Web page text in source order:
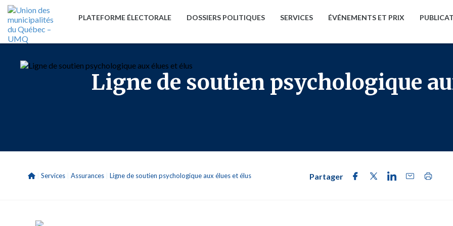
PLATEFORME ÉLECTORALE DOSSIERS POLITIQUES SERVICES ÉVÉNEMENTS ET PRIX
Ligne de soutien psychologique
Services Assurances Ligne de soutien psychologique aux élues et élus Partager